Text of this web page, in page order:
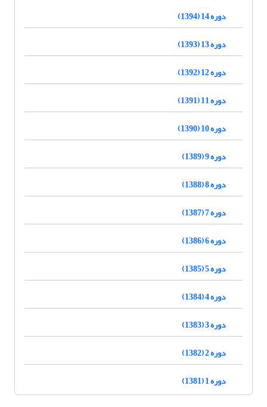
دوره 14 (1394)
دوره 13 (1393)
دوره 12 (1392)
دوره 11 (1391)
دوره 10 (1390)
دوره 9 (1389)
دوره 8 (1388)
دوره 7 (1387)
دوره 6 (1386)
دوره 5 (1385)
دوره 4 (1384)
دوره 3 (1383)
دوره 2 (1382)
دوره 1 (1381)